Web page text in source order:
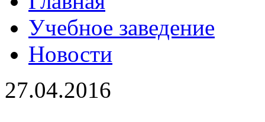
Учебное заведение
Новости
27.04.2016